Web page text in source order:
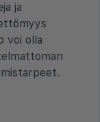
ja
voi olla